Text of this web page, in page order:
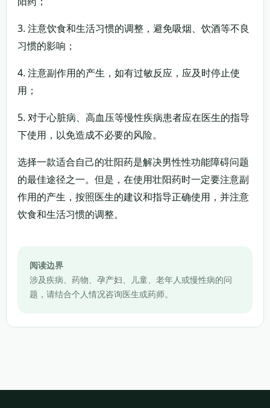
3. 注意饮食和生活习惯的调整，避免吸烟、饮酒等不良
习惯的影响；
4. 注意副作用的产生，如有过敏反应，应及时停止使
用；
5. 对于心脏病、高血压等慢性疾病患者应在医生的指导
下使用，以免造成不必要的风险。
选择一款适合自己的壮阳药是解决男性性功能障碍问题
的最佳途径之一。但是，在使用壮阳药时一定要注意副
作用的产生，按照医生的建议和指导正确使用，并注意
饮食和生活习惯的调整。
阅读边界
涉及疾病、药物、孕产妇、儿童、老年人或慢性病的问
题，请结合个人情况咨询医生或药师。